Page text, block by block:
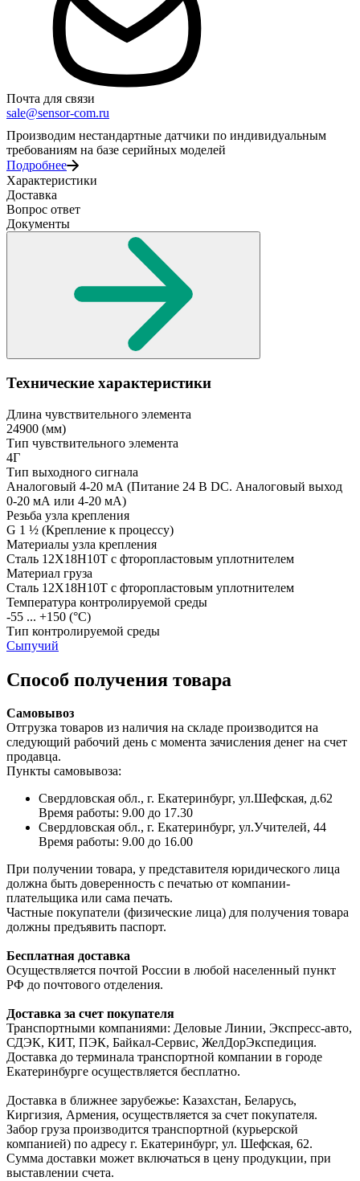
Почта для связи
sale@sensor-com.ru
Производим нестандартные датчики по индивидуальным
требованиям на базе серийных моделей
Подробнее
Характеристики
Доставка
Вопрос ответ
Документы
Технические характеристики
Длина чувствительного элемента
24900 (мм)
Тип чувствительного элемента
4Г
Тип выходного сигнала
Аналоговый 4-20 мА (Питание 24 В DC. Аналоговый выход
0-20 мА или 4-20 мА)
Резьба узла крепления
G 1 ½ (Крепление к процессу)
Материалы узла крепления
Сталь 12Х18Н10Т с фторопластовым уплотнителем
Материал груза
Сталь 12Х18Н10Т с фторопластовым уплотнителем
Температура контролируемой среды
-55 ... +150 (°С)
Тип контролируемой среды
Сыпучий
Способ получения товара
Самовывоз
Отгрузка товаров из наличия на складе производится на
следующий рабочий день с момента зачисления денег на счет
продавца.
Пункты самовывоза:
Свердловская обл., г. Екатеринбург, ул.Шефская, д.62
Время работы: 9.00 до 17.30
Свердловская обл., г. Екатеринбург, ул.Учителей, 44
Время работы: 9.00 до 16.00
При получении товара, у представителя юридического лица
должна быть доверенность с печатью от компании-
плательщика или сама печать.
Частные покупатели (физические лица) для получения товара
должны предъявить паспорт.
Бесплатная доставка
Осуществляется почтой России в любой населенный пункт
РФ до почтового отделения.
Доставка за счет покупателя
Транспортными компаниями: Деловые Линии, Экспресс-авто,
СДЭК, КИТ, ПЭК, Байкал-Сервис, ЖелДорЭкспедиция.
Доставка до терминала транспортной компании в городе
Екатеринбурге осуществляется бесплатно.
Доставка в ближнее зарубежье: Казахстан, Беларусь,
Киргизия, Армения, осуществляется за счет покупателя.
Забор груза производится транспортной (курьерской
компанией) по адресу г. Екатеринбург, ул. Шефская, 62.
Сумма доставки может включаться в цену продукции, при
выставлении счета.